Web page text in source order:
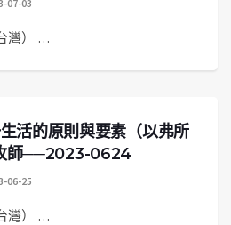
07-03
灣） …
生活的原則與要素（以弗所
師──2023-0624
06-25
灣） …